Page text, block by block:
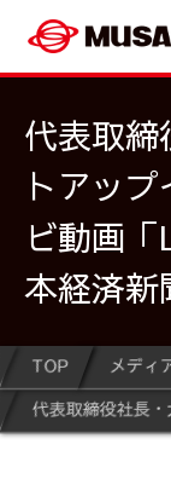
代表取締
トアッ
ビ動画
本経済新
TOP
メディ